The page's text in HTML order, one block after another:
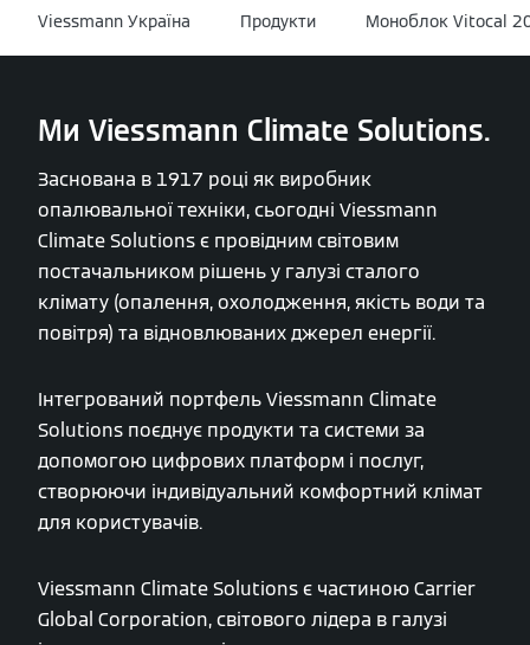
Viessmann Україна Продукти Моноблок Vitocal
Ми Viessmann Climate Solutions.
Заснована в 1917 році як виробник
опалювальної техніки, сьогодні Viessmann
Climate Solutions є провідним світовим
постачальником рішень у галузі сталого
клімату (опалення, охолодження, якість води та
повітря) та відновлюваних джерел енергії.
Інтегрований портфель Viessmann Climate
Solutions поєднує продукти та системи за
допомогою цифрових платформ і послуг,
створюючи індивідуальний комфортний клімат
для користувачів.
Viessmann Climate Solutions є частиною Carrier
Global Corporation, світового лідера в галузі